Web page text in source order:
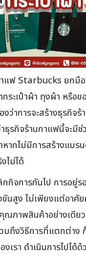
แฟ Starbucks ยกมือ
ระเป๋าผ้า ถุงผ้า หรือ
ว่าการจะสร้างธุรกิจร้
ธุรกิจร้านกาแฟนี้จะมี
ากไม่มีการสร้างแบร
ไม่ได้
กกิจการกันไป การอยู่
นสูง ไม่เพียงแต่อาศั
ภาพสินค้าอย่างเดีย
มถึงวิธีการที่แตกต่าง
เรา ดำเนินการไปได้